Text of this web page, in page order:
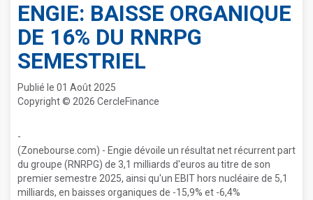
ENGIE: BAISSE ORGANIQUE
DE 16% DU RNRPG
SEMESTRIEL
Publié le 01 Août 2025
Copyright © 2026 CercleFinance
-
(Zonebourse.com) - Engie dévoile un résultat net récurrent part
du groupe (RNRPG) de 3,1 milliards d'euros au titre de son
premier semestre 2025, ainsi qu'un EBIT hors nucléaire de 5,1
milliards, en baisses organiques de -15,9% et -6,4%